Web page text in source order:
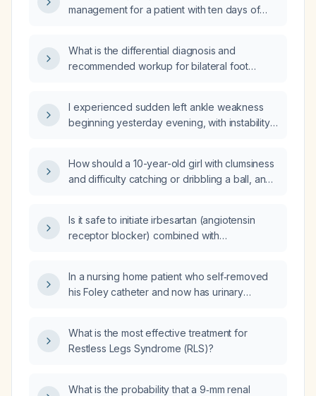
management for a patient with ten days of
What is the differential diagnosis and
recommended workup for bilateral foot
I experienced sudden left ankle weakness
beginning yesterday evening, with instability
How should a 10-year-old girl with clumsiness
and difficulty catching or dribbling a ball, and
Is it safe to initiate irbesartan (angiotensin
receptor blocker) combined with
In a nursing home patient who self‑removed
his Foley catheter and now has urinary
catheter, what is the recommended
management?
What is the most effective treatment for
Restless Legs Syndrome (RLS)?
What is the probability that a 9‑mm renal